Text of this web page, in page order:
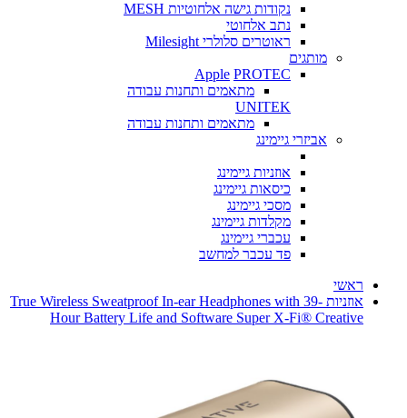
נקודות גישה אלחוטיות MESH
נתב אלחוטי
ראוטרים סלולרי Milesight
מותגים
Apple PROTEC
מתאמים ותחנות עבודה
UNITEK
מתאמים ותחנות עבודה
אביזרי גיימינג
אוזניות גיימינג
כיסאות גיימינג
מסכי גיימינג
מקלדות גיימינג
עכברי גיימינג
פד עכבר למחשב
ראשי
אוזניות True Wireless Sweatproof In-ear Headphones with 39-
Hour Battery Life and Software Super X-Fi® Creative